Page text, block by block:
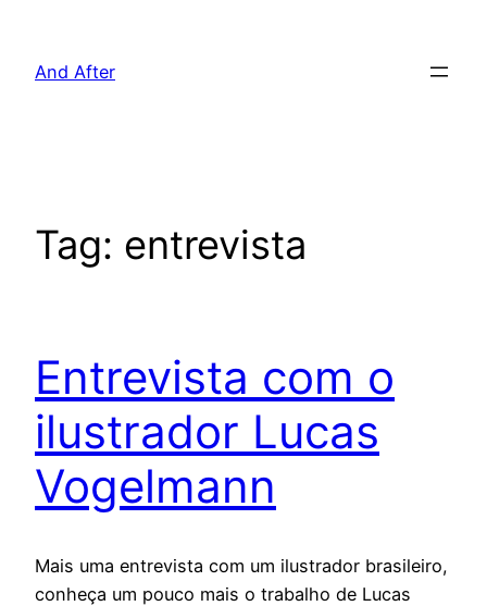
And After
Tag: entrevista
Entrevista com o
ilustrador Lucas
Vogelmann
Mais uma entrevista com um ilustrador brasileiro,
conheça um pouco mais o trabalho de Lucas